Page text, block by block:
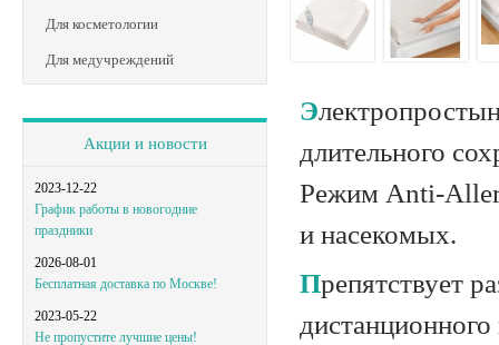
Для косметологии
Для медучреждений
Акции и новости
2023-12-22
График работы в новогодние
праздники
2026-08-01
Бесплатная доставка по Москве!
2023-05-22
Не пропустите лучшие цены!
Электропростыня предназначена для быстрого нагрева кровати и
длительного
Режим Anti-
и насекомых.
Препятствует развитию аллергии на бытовую пыль. С помощью